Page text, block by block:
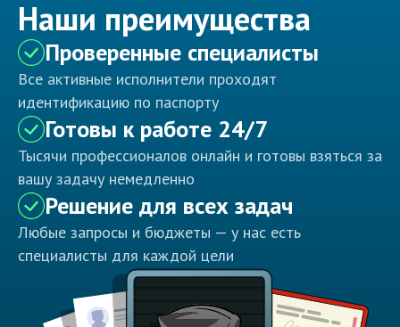
Наши преимущества
Проверенные специалисты
Все активные исполнители проходят
идентификацию по паспорту
Готовы к работе 24/7
Тысячи профессионалов онлайн и готовы взяться за
вашу задачу немедленно
Решение для всех задач
Любые запросы и бюджеты — у нас есть
специалисты для каждой цели